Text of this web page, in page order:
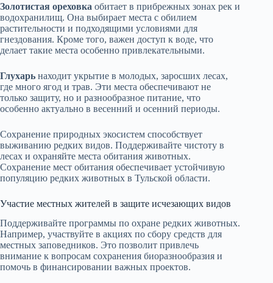
Золотистая ореховка обитает в прибрежных зонах рек и
водохранилищ. Она выбирает места с обилием
растительности и подходящими условиями для
гнездования. Кроме того, важен доступ к воде, что
делает такие места особенно привлекательными.
Глухарь находит укрытие в молодых, заросших лесах,
где много ягод и трав. Эти места обеспечивают не
только защиту, но и разнообразное питание, что
особенно актуально в весенний и осенний периоды.
Сохранение природных экосистем способствует
выживанию редких видов. Поддерживайте чистоту в
лесах и охраняйте места обитания животных.
Сохранение мест обитания обеспечивает устойчивую
популяцию редких животных в Тульской области.
Участие местных жителей в защите исчезающих видов
Поддерживайте программы по охране редких животных.
Например, участвуйте в акциях по сбору средств для
местных заповедников. Это позволит привлечь
внимание к вопросам сохранения биоразнообразия и
помочь в финансировании важных проектов.